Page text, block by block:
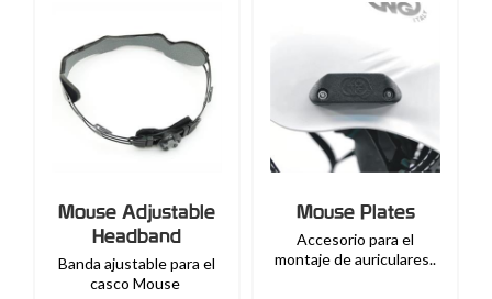
Mouse Adjustable
Headband
Banda ajustable para el
casco Mouse
Mouse Plates
Accesorio para el
montaje de auriculares..